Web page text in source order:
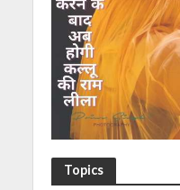
Topics